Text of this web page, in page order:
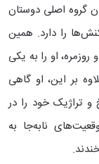
گروه اصلی دوستان
را دارد. همین
او را به یکی
بر این، او گاهی
تراژیک خود را در
نابه‌جا به